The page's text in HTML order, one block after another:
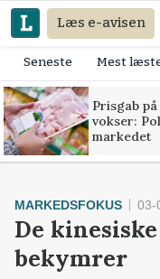
Læs e-avisen
Seneste Mest
Prisgab
vokser:
markedet
MARKEDSFOKUS 03-
De
bekymrer